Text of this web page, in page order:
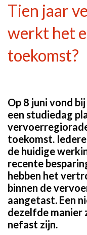
Tien jaar
werkt het
toekomst?
Op 8 juni vond
een studiedag
toekomst.
de huidige
recente
hebben het
binnen de
aangetast. Een
dezelfde manier
nefast zijn.